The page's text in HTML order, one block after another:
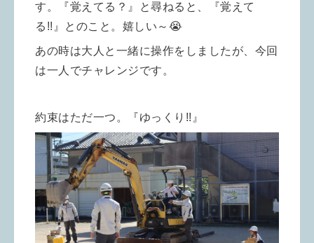
す。『覚えてる？』と尋ねると、
『覚えて
る!!』とのこと。嬉しい～😭
あの時は大人と一緒に操作をしましたが、今回
は一人でチャレンジです。
約束はただ一つ。『ゆっくり!!』